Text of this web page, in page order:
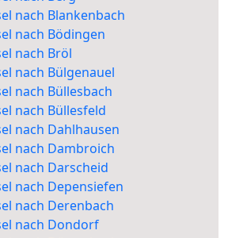
nach Blankenbach
nach Bödingen
nach Bröl
nach Bülgenauel
nach Büllesbach
nach Büllesfeld
nach Dahlhausen
nach Dambroich
nach Darscheid
nach Depensiefen
nach Derenbach
nach Dondorf